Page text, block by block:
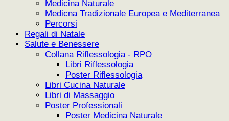
Medicina Naturale
Medicna Tradizionale Europea e Mediterranea
Percorsi
Regali di Natale
Salute e Benessere
Collana Riflessologia - RPO
Libri Riflessologia
Poster Riflessologia
Libri Cucina Naturale
Libri di Massaggio
Poster Professionali
Poster Medicina Naturale